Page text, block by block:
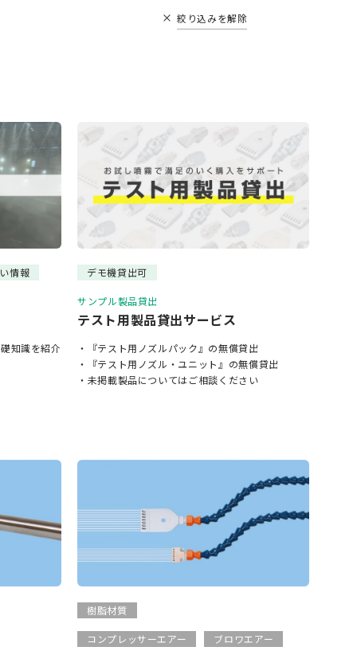
絞り込みを解除
情報
知識を紹介
デモ機貸出可
サンプル製品貸出
テスト用製品貸出サービス
・『テスト用ノズルパック』の無償貸出
・『テスト用ノズル・ユニット』の無償貸出
・未掲載製品についてはご相談ください
樹脂材質
コンプレッサーエアー ブロワエアー